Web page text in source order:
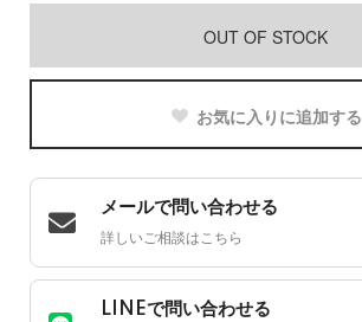
OUT OF STOCK
お気に入りに追加する
メールで問い合わせる
詳しいご相談はこちら
LINEで問い合わせる